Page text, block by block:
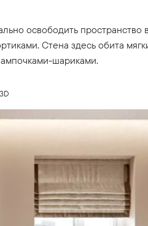
освободить
Стена здесь обита
шариками.